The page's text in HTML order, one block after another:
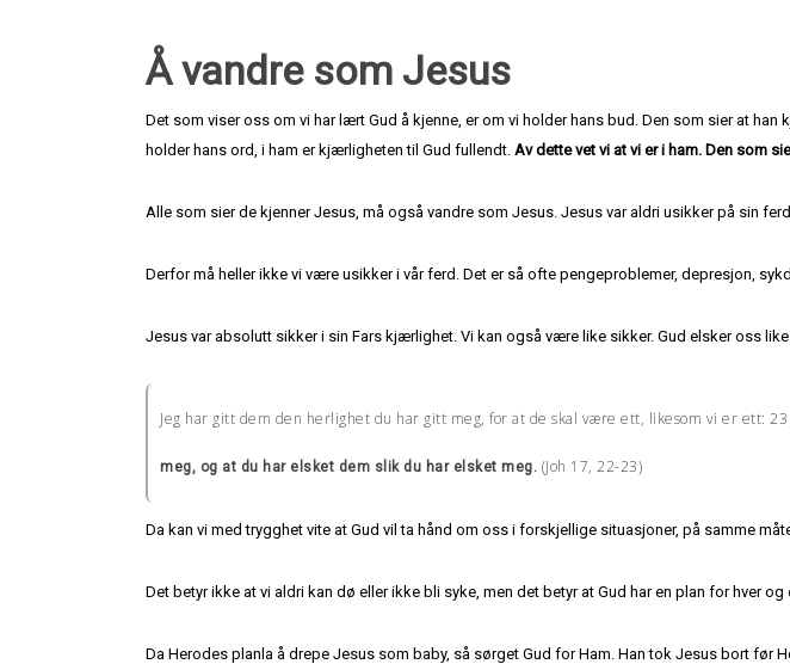
Å vandre som Jesus
Det som viser oss om vi har lært Gud å kjenne, er om vi holder hans bud. Den som sier at
holder hans ord, i ham er kjærligheten til Gud fullendt. Av dette vet vi at vi er i ham. Den som
Alle som sier de kjenner Jesus, må også vandre som Jesus. Jesus var aldri usikker på sin
Derfor må heller ikke vi være usikker i vår ferd. Det er så ofte pengeproblemer, depresjon,
Jesus var absolutt sikker i sin Fars kjærlighet. Vi kan også være like sikker. Gud elsker oss
Jeg har gitt dem den herlighet du har gitt meg, for at de skal være ett, likesom vi er ett:
meg, og at du har elsket dem slik du har elsket meg. (Joh 17, 22-23)
Da kan vi med trygghet vite at Gud vil ta hånd om oss i forskjellige situasjoner, på samme
Det betyr ikke at vi aldri kan dø eller ikke bli syke, men det betyr at Gud har en plan for hver og
Da Herodes planla å drepe Jesus som baby, så sørget Gud for Ham. Han tok Jesus bort før